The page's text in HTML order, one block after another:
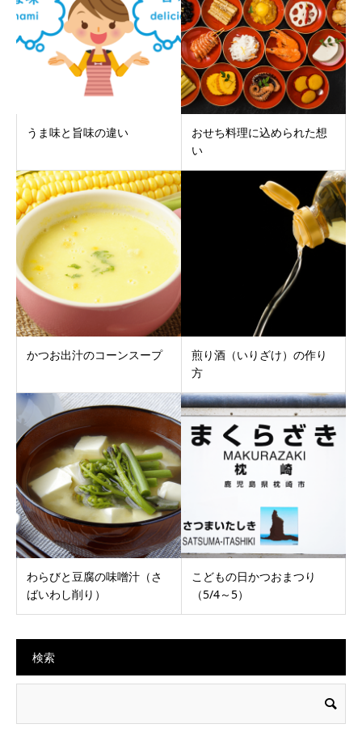
うま味と旨味の違い
おせち料理に込められた想
い
かつお出汁のコーンスープ
煎り酒（いりざけ）の作り
方
わらびと豆腐の味噌汁（さ
ばいわし削り）
こどもの日かつおまつり
（5/4～5）
検索